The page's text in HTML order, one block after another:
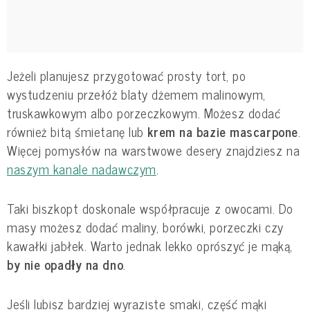
Jeżeli planujesz przygotować prosty tort, po
wystudzeniu przełóż blaty dżemem malinowym,
truskawkowym albo porzeczkowym. Możesz dodać
również bitą śmietanę lub krem na bazie mascarpone.
Więcej pomysłów na warstwowe desery znajdziesz na
naszym kanale nadawczym.
Taki biszkopt doskonale współpracuje z owocami. Do
masy możesz dodać maliny, borówki, porzeczki czy
kawałki jabłek. Warto jednak lekko oprószyć je mąką,
by nie opadły na dno.
Jeśli lubisz bardziej wyraziste smaki, część mąki